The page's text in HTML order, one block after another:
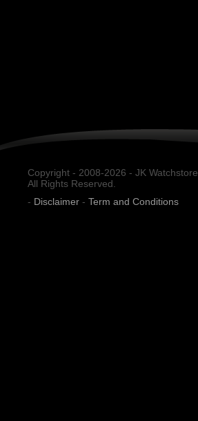
Copyright - 2008-2026 - JK Watchstore.
All Rights Reserved.
- Disclaimer - Term and Conditions